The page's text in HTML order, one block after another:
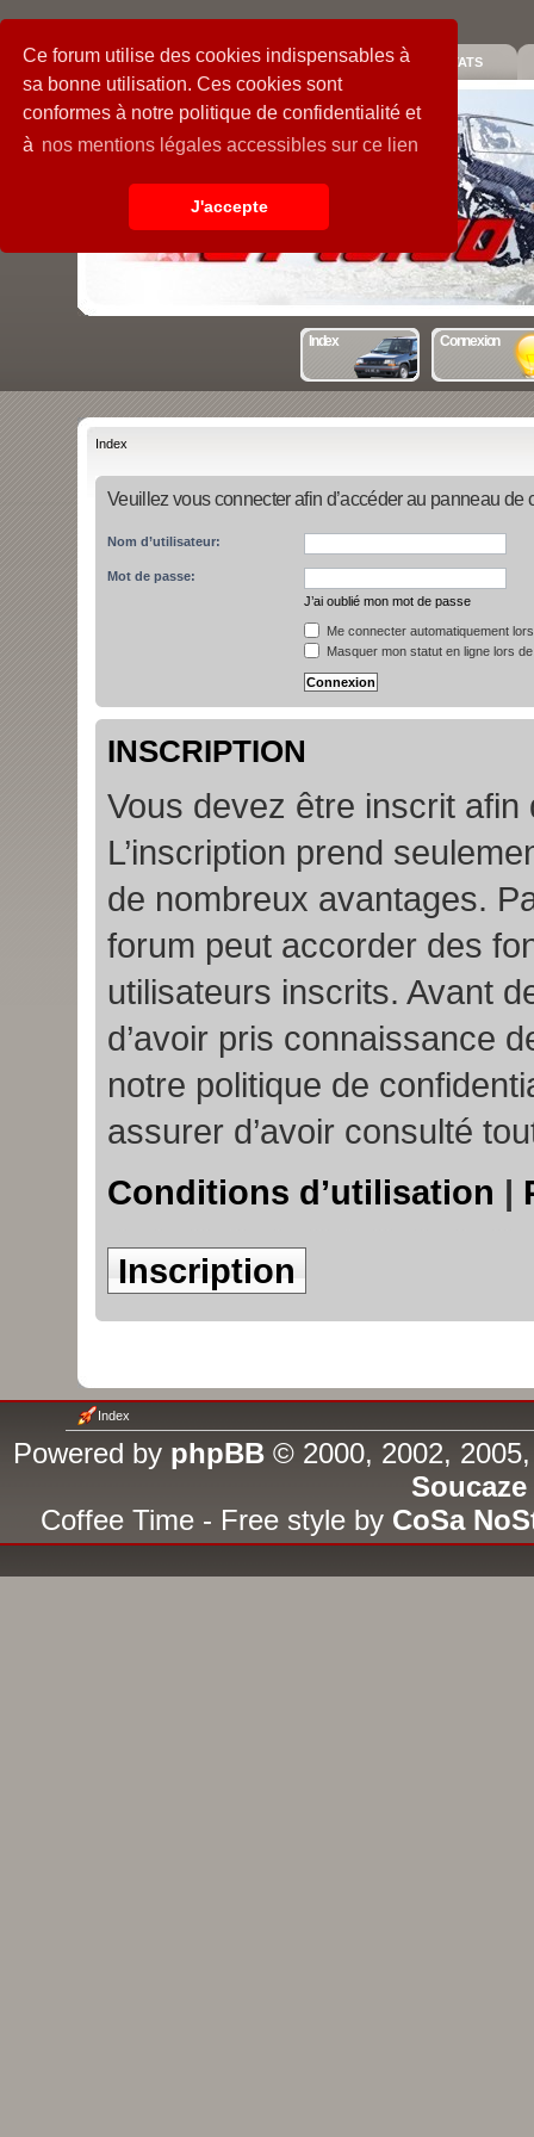
Ce forum utilise des cookies indispensables à
sa bonne utilisation. Ces cookies sont
conformes à notre politique de confidentialité et
à nos mentions légales accessibles sur ce lien
J'accepte
PIECES GALERIE GUIDE STATS
Index Connexion
Index
Veuillez vous connecter afin d’accéder au panneau de
Nom d’utilisateur:
Mot de passe:
J’ai oublié mon mot de passe
Me connecter automatiquement
Masquer mon statut en ligne lors
INSCRIPTION
Vous devez être inscrit
L’inscription prend
de nombreux avantages.
forum peut accorder des
utilisateurs inscrits. Avant
d’avoir pris connaissance
notre politique de
assurer d’avoir consulté
Conditions d’utilisation |
Inscription
Index
Powered by phpBB© 2000, 2002,
Soucaze
Coffee Time - Free style by CoSa